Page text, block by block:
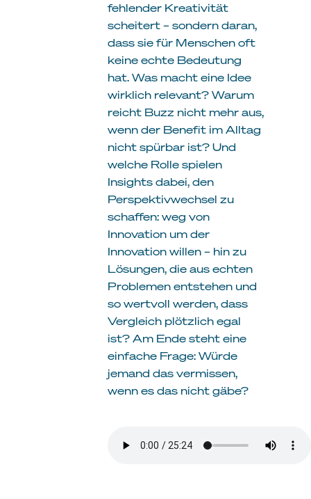
fehlender Kreativität
scheitert – sondern daran,
dass sie für Menschen oft
keine echte Bedeutung
hat. Was macht eine Idee
wirklich relevant? Warum
reicht Buzz nicht mehr aus,
wenn der Benefit im Alltag
nicht spürbar ist? Und
welche Rolle spielen
Insights dabei, den
Perspektivwechsel zu
schaffen: weg von
Innovation um der
Innovation willen – hin zu
Lösungen, die aus echten
Problemen entstehen und
so wertvoll werden, dass
Vergleich plötzlich egal
ist? Am Ende steht eine
einfache Frage: Würde
jemand das vermissen,
wenn es das nicht gäbe?